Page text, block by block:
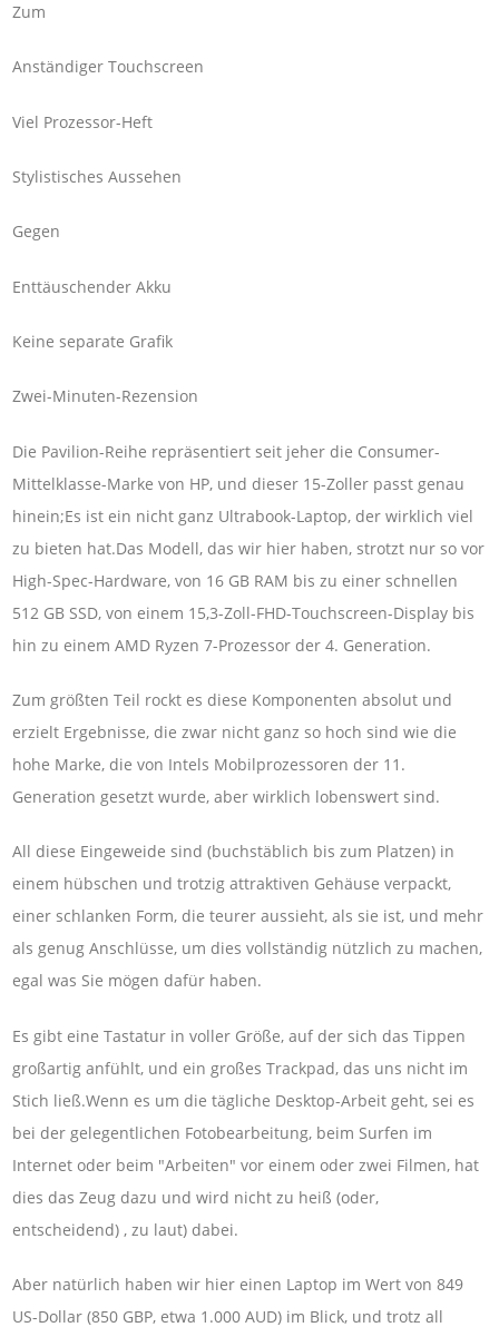
Zum
Anständiger Touchscreen
Viel Prozessor-Heft
Stylistisches Aussehen
Gegen
Enttäuschender Akku
Keine separate Grafik
Zwei-Minuten-Rezension
Die Pavilion-Reihe repräsentiert seit jeher die Consumer-
Mittelklasse-Marke von HP, und dieser 15-Zoller passt genau
hinein;Es ist ein nicht ganz Ultrabook-Laptop, der wirklich viel
zu bieten hat.Das Modell, das wir hier haben, strotzt nur so vor
High-Spec-Hardware, von 16 GB RAM bis zu einer schnellen
512 GB SSD, von einem 15,3-Zoll-FHD-Touchscreen-Display bis
hin zu einem AMD Ryzen 7-Prozessor der 4. Generation.
Zum größten Teil rockt es diese Komponenten absolut und
erzielt Ergebnisse, die zwar nicht ganz so hoch sind wie die
hohe Marke, die von Intels Mobilprozessoren der 11.
Generation gesetzt wurde, aber wirklich lobenswert sind.
All diese Eingeweide sind (buchstäblich bis zum Platzen) in
einem hübschen und trotzig attraktiven Gehäuse verpackt,
einer schlanken Form, die teurer aussieht, als sie ist, und mehr
als genug Anschlüsse, um dies vollständig nützlich zu machen,
egal was Sie mögen dafür haben.
Es gibt eine Tastatur in voller Größe, auf der sich das Tippen
großartig anfühlt, und ein großes Trackpad, das uns nicht im
Stich ließ.Wenn es um die tägliche Desktop-Arbeit geht, sei es
bei der gelegentlichen Fotobearbeitung, beim Surfen im
Internet oder beim "Arbeiten" vor einem oder zwei Filmen, hat
dies das Zeug dazu und wird nicht zu heiß (oder,
entscheidend) , zu laut) dabei.
Aber natürlich haben wir hier einen Laptop im Wert von 849
US-Dollar (850 GBP, etwa 1.000 AUD) im Blick, und trotz all